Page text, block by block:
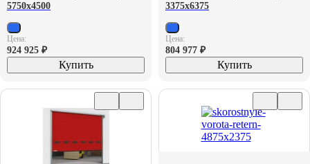
5750х4500
Цена:
924 925 ₽
Купить
3375х6375
Цена:
804 977 ₽
Купить